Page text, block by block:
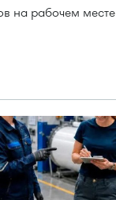
на рабочем месте